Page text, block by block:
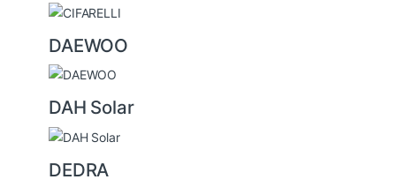
DAEWOO
DAH Solar
DEDRA